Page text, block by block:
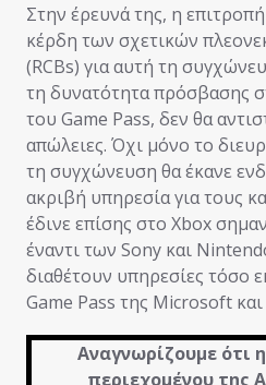
Στην έρευνά της, η
κέρδη των σχετικών
(RCBs) για αυτή τη
τη δυνατότητα πρόσβασης
του Game Pass, δεν θα
απώλειες. Όχι μόνο το
τη συγχώνευση θα έκανε
ακριβή υπηρεσία για τους
έδινε επίσης στο Xbox
έναντι των Sony και
διαθέτουν υπηρεσίες τόσο
Game Pass της Microsoft
Αναγνωρίζουμε ότι
περιεχομένου της